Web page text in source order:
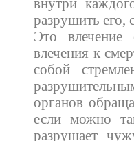
разрушить его,
Это влечение
влечения к
собой
органов
если можно
разрушает